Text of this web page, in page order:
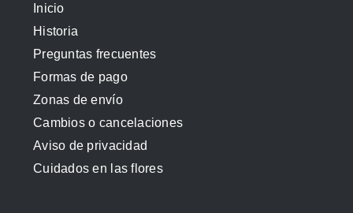
Inicio
Historia
Preguntas frecuentes
Formas de pago
Zonas de envío
Cambios o cancelaciones
Aviso de privacidad
Cuidados en las flores